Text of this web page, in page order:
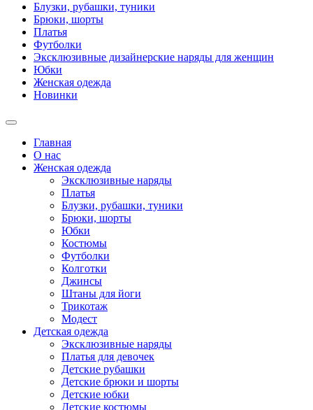
Блузки, рубашки, туники
Брюки, шорты
Платья
Футболки
Эксклюзивные дизайнерские наряды для женщин
Юбки
Женская одежда
Новинки
Главная
О нас
Женская одежда
Эксклюзивные наряды
Платья
Блузки, рубашки, туники
Брюки, шорты
Юбки
Костюмы
Футболки
Колготки
Джинсы
Штаны для йоги
Трикотаж
Модест
Детская одежда
Эксклюзивные наряды
Платья для девочек
Детские рубашки
Детские брюки и шорты
Детские юбки
Детские костюмы